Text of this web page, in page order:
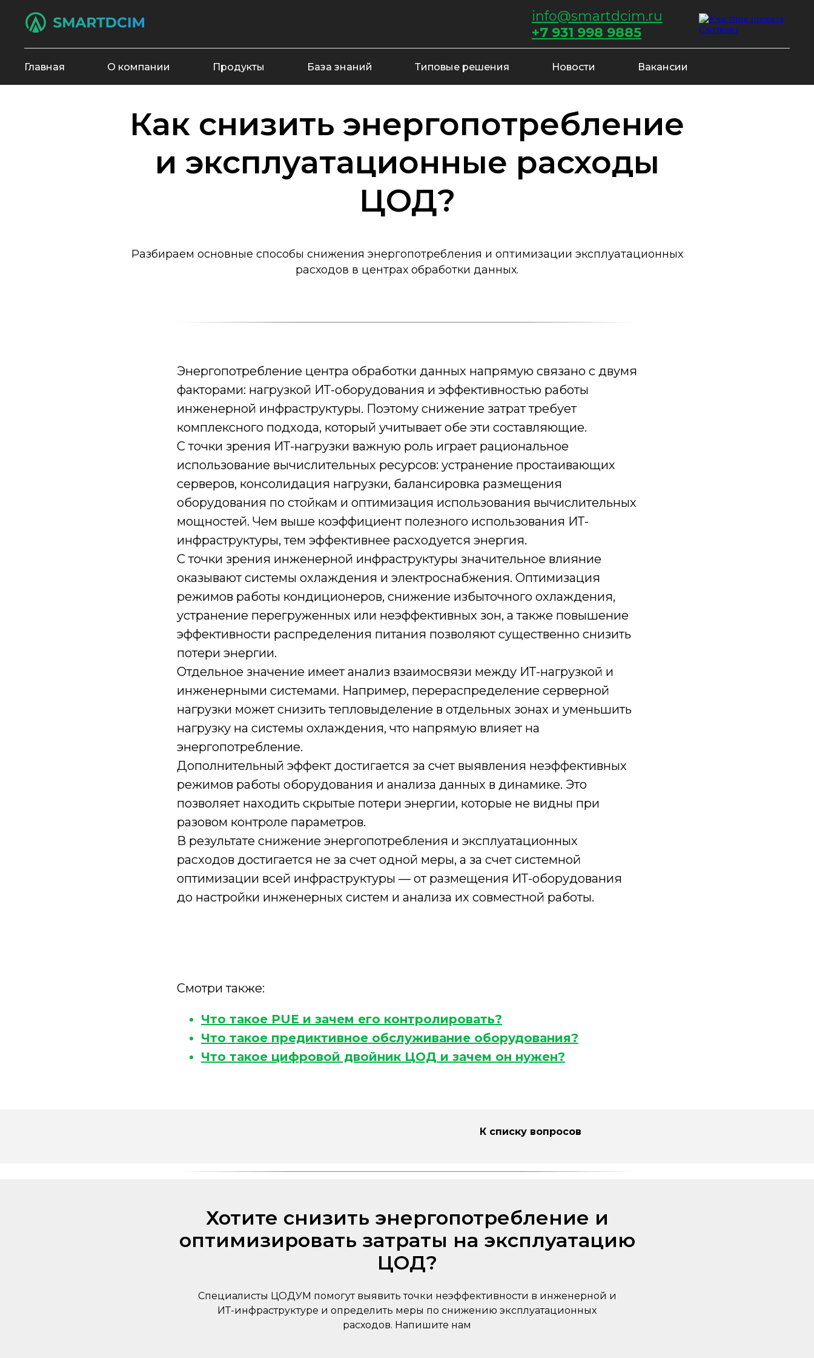
info@smartdcim.ru
+7 931 998 9885
Главная О компании Продукты База знаний Типовые решения Новости Вакансии
Как снизить энергопотребление
и эксплуатационные расходы
ЦОД?
Разбираем основные способы снижения энергопотребления и оптимизации эксплуатационных
расходов в центрах обработки данных.
Энергопотребление центра обработки данных напрямую связано с двумя
факторами: нагрузкой ИТ-оборудования и эффективностью работы
инженерной инфраструктуры. Поэтому снижение затрат требует
комплексного подхода, который учитывает обе эти составляющие.
С точки зрения ИТ-нагрузки важную роль играет рациональное
использование вычислительных ресурсов: устранение простаивающих
серверов, консолидация нагрузки, балансировка размещения
оборудования по стойкам и оптимизация использования вычислительных
мощностей. Чем выше коэффициент полезного использования ИТ-
инфраструктуры, тем эффективнее расходуется энергия.
С точки зрения инженерной инфраструктуры значительное влияние
оказывают системы охлаждения и электроснабжения. Оптимизация
режимов работы кондиционеров, снижение избыточного охлаждения,
устранение перегруженных или неэффективных зон, а также повышение
эффективности распределения питания позволяют существенно снизить
потери энергии.
Отдельное значение имеет анализ взаимосвязи между ИТ-нагрузкой и
инженерными системами. Например, перераспределение серверной
нагрузки может снизить тепловыделение в отдельных зонах и уменьшить
нагрузку на системы охлаждения, что напрямую влияет на
энергопотребление.
Дополнительный эффект достигается за счет выявления неэффективных
режимов работы оборудования и анализа данных в динамике. Это
позволяет находить скрытые потери энергии, которые не видны при
разовом контроле параметров.
В результате снижение энергопотребления и эксплуатационных
расходов достигается не за счет одной меры, а за счет системной
оптимизации всей инфраструктуры — от размещения ИТ-оборудования
до настройки инженерных систем и анализа их совместной работы.
Смотри также:
Что такое PUE и зачем его контролировать?
Что такое предиктивное обслуживание оборудования?
Что такое цифровой двойник ЦОД и зачем он нужен?
К списку вопросов
Хотите снизить энергопотребление и
оптимизировать затраты на эксплуатацию
ЦОД?
Специалисты ЦОДУМ помогут выявить точки неэффективности в инженерной и
ИТ-инфраструктуре и определить меры по снижению эксплуатационных
расходов. Напишите нам